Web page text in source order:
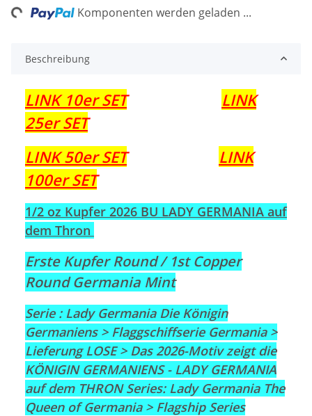
Loading... Komponenten werden geladen ...
Beschreibung
LINK 10er SET
LINK
25er SET
LINK 50er SET
LINK
100er SET
1/2 oz Kupfer 2026 BU LADY GERMANIA auf
dem Thron
Erste Kupfer Round / 1st Copper
Round Germania Mint
Serie : Lady Germania Die Königin
Germaniens > Flaggschiffserie Germania >
Lieferung LOSE > Das 2026-Motiv zeigt die
KÖNIGIN GERMANIENS - LADY GERMANIA
auf dem THRONSeries: Lady Germania The
Queen of Germania > Flagship Series